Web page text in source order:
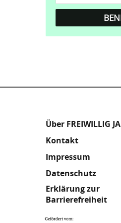
Fußzeile
Über FREIWILLIG JA
Kontakt
Impressum
Datenschutz
Erklärung zur
Barrierefreiheit